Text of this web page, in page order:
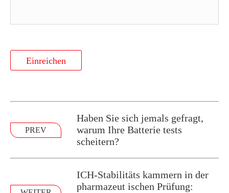
Einreichen
PREV
Haben Sie sich jemals gefragt,
warum Ihre Batterie tests
scheitern?
ICH-Stabilitäts kammern in der
pharmazeut ischen Prüfung: